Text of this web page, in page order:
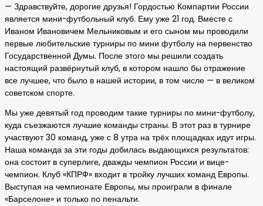
— Здравствуйте, дорогие друзья! Гордостью Компартии России
является мини-футбольный клуб. Ему уже 21 год. Вместе с
Иваном Ивановичем Мельниковым и его сыном мы проводили
первые любительские турниры по мини футболу на первенство
Государственной Думы. После этого мы решили создать
настоящий развёрнутый клуб, в котором нашло бы отражение
все лучшее, что было в нашей истории, в том числе — в великом
советском спорте.
Мы уже девятый год проводим такие турниры по мини-футболу,
куда съезжаются лучшие команды страны. В этот раз в турнире
участвуют 30 команд, уже с 8 утра на трёх площадках идут игры.
Наша команда за эти годы добилась выдающихся результатов:
она состоит в суперлиге, дважды чемпион России и вице-
чемпион. Клуб «КПРФ» входит в тройку лучших команд Европы.
Выступая на чемпионате Европы, мы проиграли в финале
«Барселоне» и только по пенальти.